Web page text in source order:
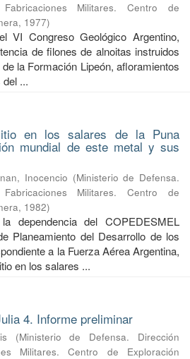
Militares. Centro de
, 1977)
VI Congreso Geológico Argentino,
de filones de alnoitas instruidos
la Formación Lipeón, afloramientos
...
en los salares de la Puna
mundial de este metal y sus
Inocencio (Ministerio de Defensa.
Militares. Centro de
, 1982)
dependencia del COPEDESMEL
Planeamiento del Desarrollo de los
a la Fuerza Aérea Argentina,
en los salares ...
4. Informe preliminar
(Ministerio de Defensa. Dirección
Militares. Centro de Exploración